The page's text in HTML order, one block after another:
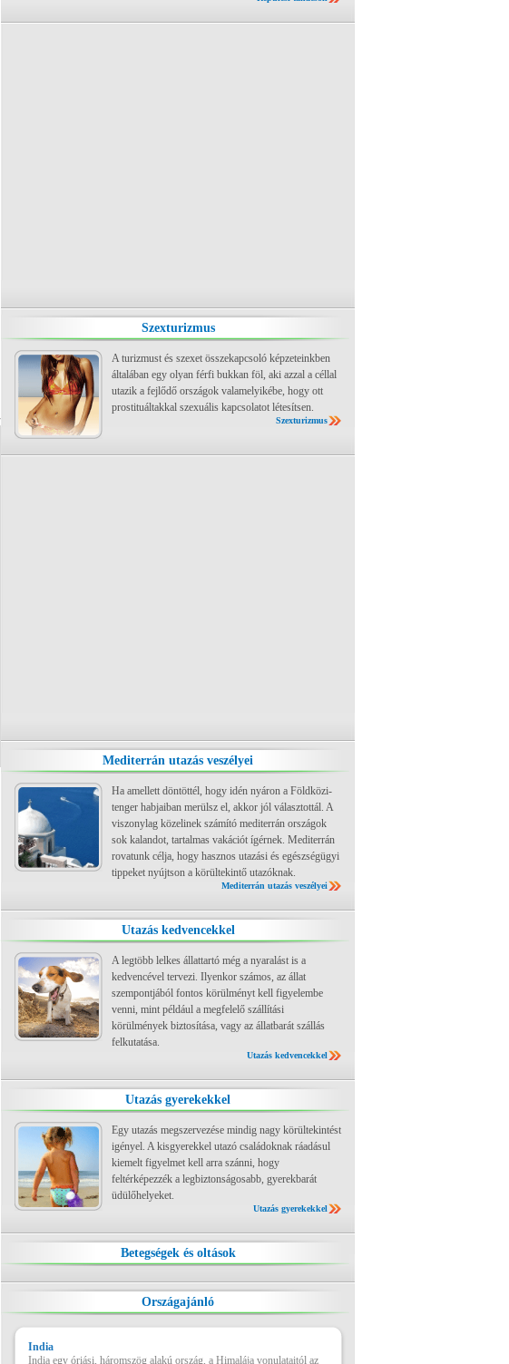
Szexturizmus
A turizmust és szexet összekapcsoló képzeteinkben
általában egy olyan férfi bukkan föl, aki azzal a céllal
utazik a fejlődő országok valamelyikébe, hogy ott
prostituáltakkal szexuális kapcsolatot létesítsen.
Szexturizmus
Mediterrán utazás veszélyei
Ha amellett döntöttél, hogy idén nyáron a Földközi-
tenger habjaiban merülsz el, akkor jól választottál. A
viszonylag közelinek számító mediterrán országok
sok kalandot, tartalmas vakációt ígérnek. Mediterrán
rovatunk célja, hogy hasznos utazási és egészségügyi
tippeket nyújtson a körültekintő utazóknak.
Mediterrán utazás veszélyei
Utazás kedvencekkel
A legtöbb lelkes állattartó még a nyaralást is a
kedvencével tervezi. Ilyenkor számos, az állat
szempontjából fontos körülményt kell figyelembe
venni, mint például a megfelelő szállítási
körülmények biztosítása, vagy az állatbarát szállás
felkutatása.
Utazás kedvencekkel
Utazás gyerekekkel
Egy utazás megszervezése mindig nagy körültekintést
igényel. A kisgyerekkel utazó családoknak ráadásul
kiemelt figyelmet kell arra szánni, hogy
feltérképezzék a legbiztonságosabb, gyerekbarát
üdülőhelyeket.
Utazás gyerekekkel
Betegségek és oltások
Országajánló
India
India egy óriási, háromszög alakú ország, a Himalája vonulataitól az